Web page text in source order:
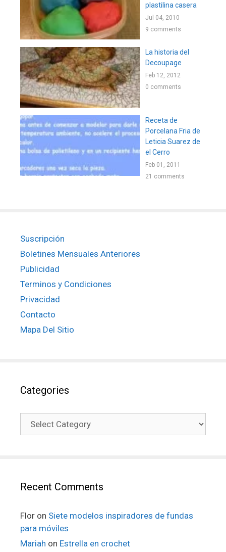
plastilina casera
Jul 04, 2010
9 comments
La historia del
Decoupage
Feb 12, 2012
0 comments
Receta de
Porcelana Fria de
Leticia Suarez de
el Cerro
Feb 01, 2011
21 comments
Suscripción
Boletines Mensuales Anteriores
Publicidad
Terminos y Condiciones
Privacidad
Contacto
Mapa Del Sitio
Categories
Recent Comments
Flor on Siete modelos inspiradores de fundas
para móviles
Mariah on Estrella en crochet